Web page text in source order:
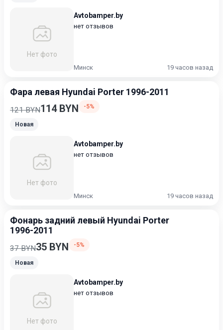
Нет фото
Avtobamper.by
нет отзывов
Минск 19 часов назад
Фара левая Hyundai Porter 1996-2011
121 BYN114 BYN -5%
Новая
Нет фото
Avtobamper.by
нет отзывов
Минск 19 часов назад
Фонарь задний левый Hyundai Porter
1996-2011
37 BYN35 BYN -5%
Новая
Нет фото
Avtobamper.by
нет отзывов